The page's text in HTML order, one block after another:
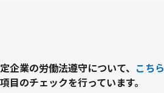
企業の労働法遵守について、 こちら
⽬のチェックを⾏っています。